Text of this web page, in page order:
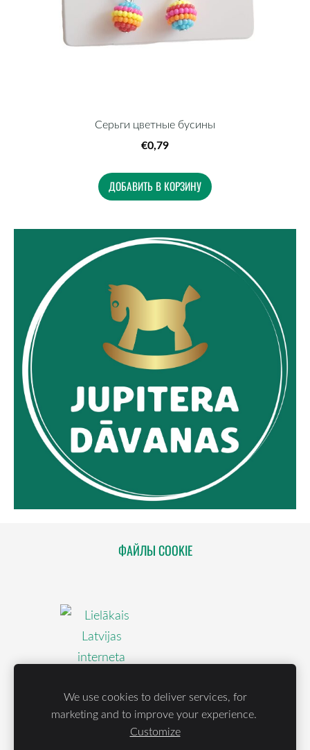
Серьги цветные бусины
€0,79
ДОБАВИТЬ В КОРЗИНУ
ФАЙЛЫ COOKIE
We use cookies to deliver services, for
marketing and to improve your experience.
Customize